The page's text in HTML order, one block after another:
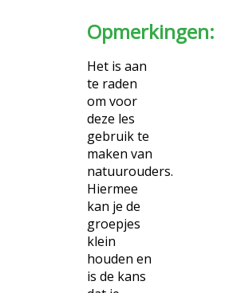
Opmerkingen:
Het is aan
te raden
om voor
deze les
gebruik te
maken van
natuurouders.
Hiermee
kan je de
groepjes
klein
houden en
is de kans